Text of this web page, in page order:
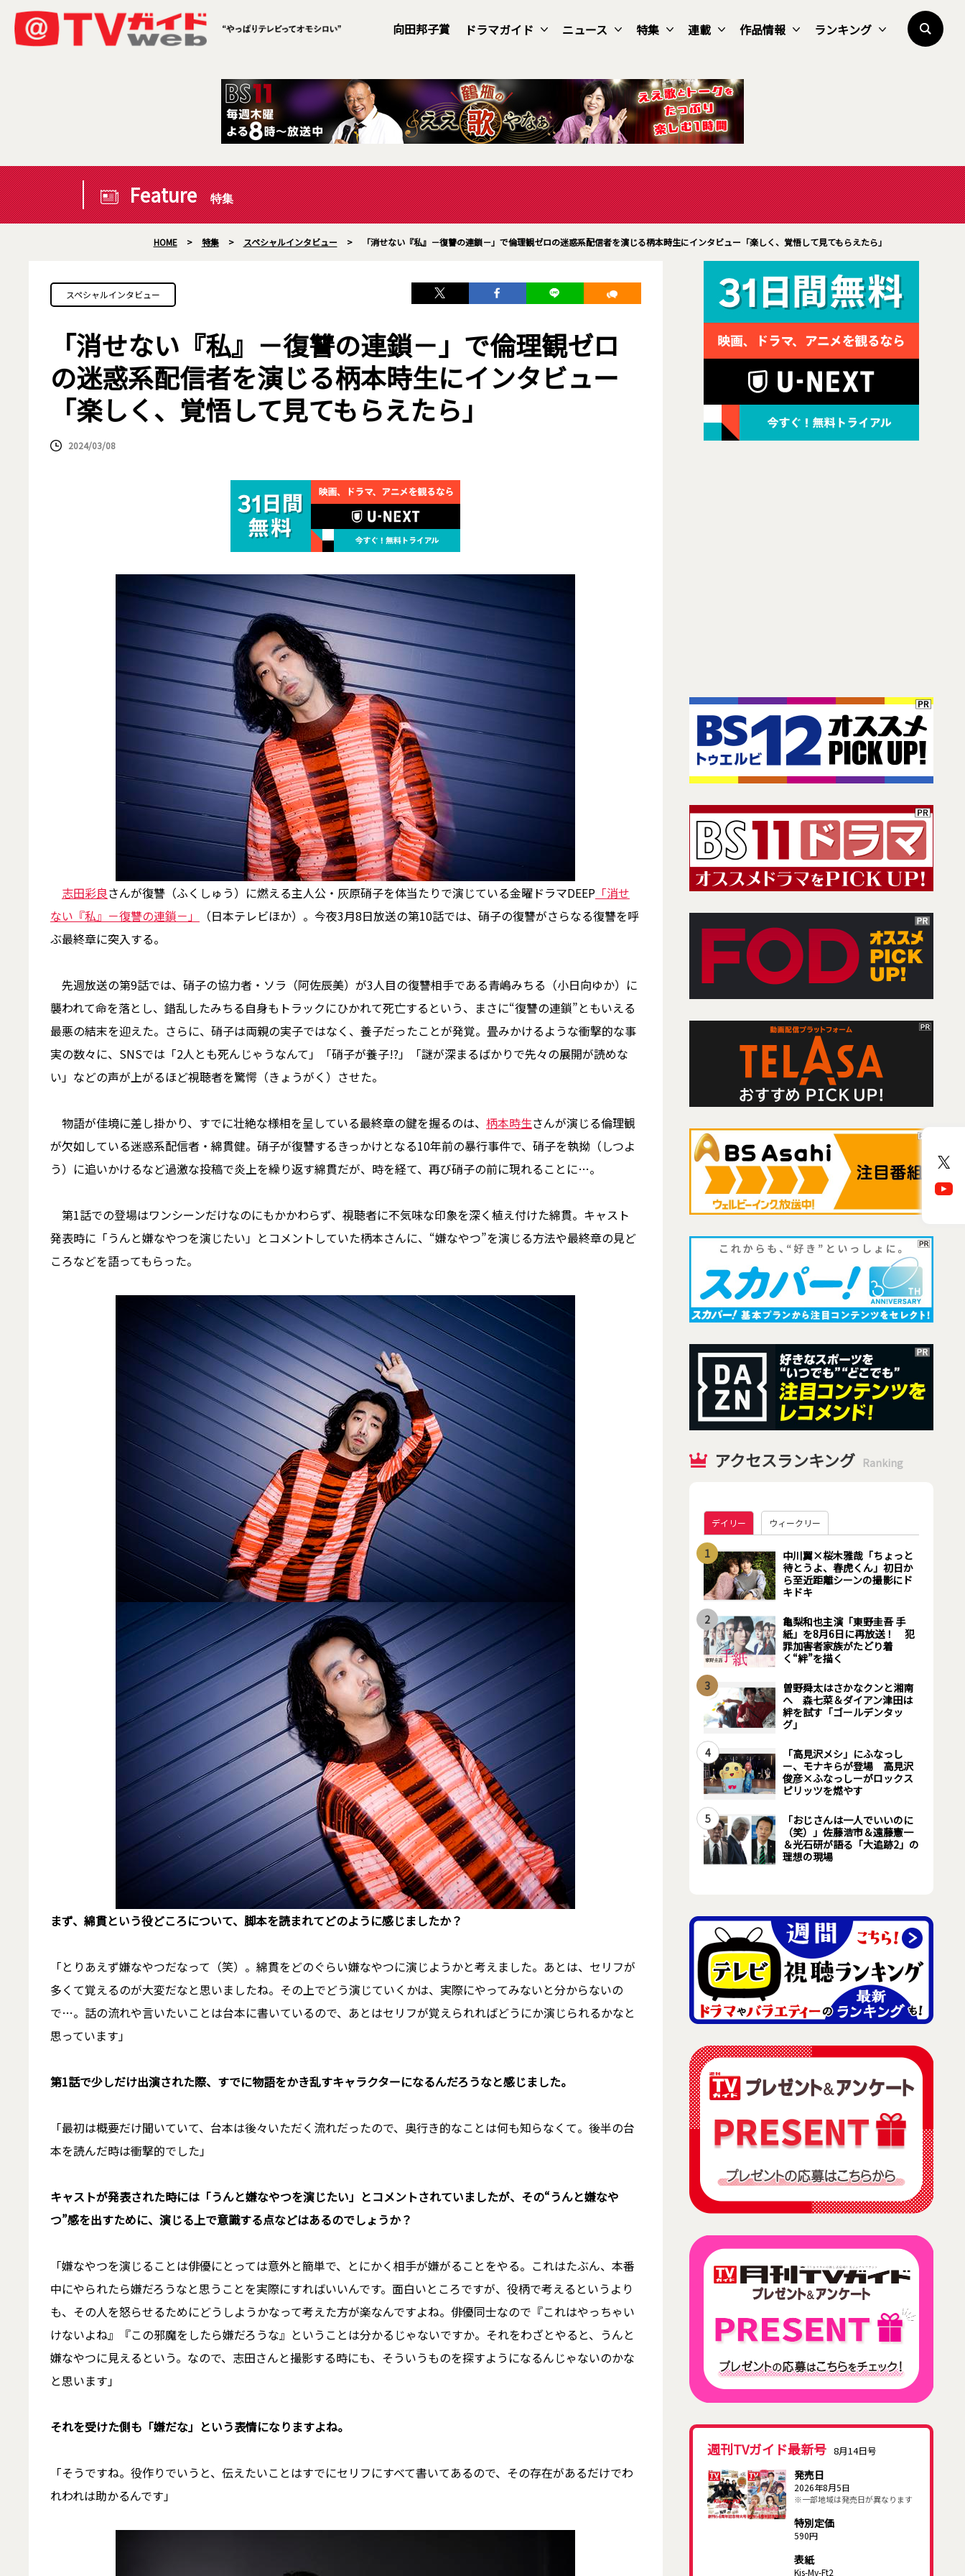
向田邦子賞 ドラマガイド ニュース 特集 連載 作品情報 ランキング
Feature 特集
HOME > 特集 > スペシャルインタビュー > 「消せない『私』－復讐の連鎖－」で倫理観ゼロの迷惑系配信者を演じる柄本時生にインタビュー「楽しく、覚悟して見てもらえたら」
スペシャルインタビュー
「消せない『私』－復讐の連鎖－」で倫理観ゼロ
の迷惑系配信者を演じる柄本時生にインタビュー
「楽しく、覚悟して見てもらえたら」
2024/03/08
志田彩良さんが復讐（ふくしゅう）に燃える主人公・灰原硝子を体当たりで演じている金曜ドラマDEEP 「消せ
ない『私』－復讐の連鎖－」
（日本テレビほか）。今夜3月8日放送の第10話では、硝子の復讐がさらなる復讐を呼
ぶ最終章に突入する。
先週放送の第9話では、硝子の協力者・ソラ（阿佐辰美）が3人目の復讐相手である青嶋みちる（小日向ゆか）に
襲われて命を落とし、錯乱したみちる自身もトラックにひかれて死亡するという、まさに“復讐の連鎖”ともいえる
最悪の結末を迎えた。さらに、硝子は両親の実子ではなく、養子だったことが発覚。畳みかけるような衝撃的な事
実の数々に、SNSでは「2人とも死んじゃうなんて」「硝子が養子!?」「謎が深まるばかりで先々の展開が読めな
い」などの声が上がるほど視聴者を驚愕（きょうがく）させた。
物語が佳境に差し掛かり、すでに壮絶な様相を呈している最終章の鍵を握るのは、 柄本時生さんが演じる倫理観
が欠如している迷惑系配信者・綿貫健。硝子が復讐するきっかけとなる10年前の暴行事件で、硝子を執拗（しつよ
う）に追いかけるなど過激な投稿で炎上を繰り返す綿貫だが、時を経て、再び硝子の前に現れることに…。
第1話での登場はワンシーンだけなのにもかかわらず、視聴者に不気味な印象を深く植え付けた綿貫。キャスト
発表時に「うんと嫌なやつを演じたい」とコメントしていた柄本さんに、“嫌なやつ”を演じる方法や最終章の見ど
ころなどを語ってもらった。
――まず、綿貫という役どころについて、脚本を読まれてどのように感じましたか？
「とりあえず嫌なやつだなって（笑）。綿貫をどのぐらい嫌なやつに演じようかと考えました。あとは、セリフが
多くて覚えるのが大変だなと思いましたね。その上でどう演じていくかは、実際にやってみないと分からないの
で…。話の流れや言いたいことは台本に書いているので、あとはセリフが覚えられればどうにか演じられるかなと
思っています」
――第1話で少しだけ出演された際、すでに物語をかき乱すキャラクターになるんだろうなと感じました。
「最初は概要だけ聞いていて、台本は後々いただく流れだったので、奥行き的なことは何も知らなくて。後半の台
本を読んだ時は衝撃的でした」
――キャストが発表された時には「うんと嫌なやつを演じたい」とコメントされていましたが、その“うんと嫌なや
つ”感を出すために、演じる上で意識する点などはあるのでしょうか？
「嫌なやつを演じることは俳優にとっては意外と簡単で、とにかく相手が嫌がることをやる。これはたぶん、本番
中にやられたら嫌だろうなと思うことを実際にすればいいんです。面白いところですが、役柄で考えるというより
も、その人を怒らせるためにどうしようかなって考えた方が楽なんですよね。俳優同士なので『これはやっちゃい
けないよね』『この邪魔をしたら嫌だろうな』ということは分かるじゃないですか。それをわざとやると、うんと
嫌なやつに見えるという。なので、志田さんと撮影する時にも、そういうものを探すようになるんじゃないのかな
と思います」
――それを受けた側も「嫌だな」という表情になりますよね。
「そうですね。役作りでいうと、伝えたいことはすでにセリフにすべて書いてあるので、その存在があるだけでわ
れわれは助かるんです」
アクセスランキング Ranking
デイリー ウィークリー
1
中川翼×桜木雅哉「ちょっと
待とうよ、春虎くん」初日か
ら至近距離シーンの撮影にド
キドキ
2
亀梨和也主演「東野圭吾 手
紙」を8月6日に再放送！ 犯
罪加害者家族がたどり着
く“絆”を描く
3
曽野舜太はさかなクンと湘南
へ 森七菜＆ダイアン津田は
絆を試す「ゴールデンタッ
グ」
4
「高見沢メシ」にふなっし
ー、モナキらが登場 高見沢
俊彦×ふなっしーがロックス
ピリッツを燃やす
5
「おじさんは一人でいいのに
（笑）」佐藤浩市＆遠藤憲一
＆光石研が語る「大追跡2」の
理想の現場
週刊TVガイド最新号 8月14日号
発売日
2026年8月5日
※一部地域は発売日が異なります
特別定価
590円
表紙
Kis-My-Ft2